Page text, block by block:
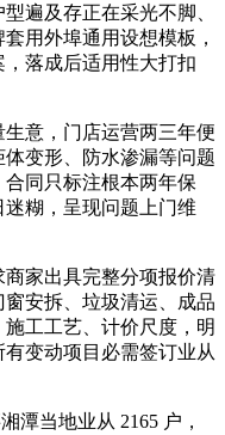
遍及存正在采光不脚、
用外埠通用设想模板，
落成后适用性大打扣
意，门店运营两三年便
变形、防水渗漏等问题
同只标注根本两年保
糊，呈现问题上门维
家出具完整分项报价清
安拆、垃圾清运、成品
工工艺、计价尺度，明
变动项目必需签订业从
当地业从 2165 户，